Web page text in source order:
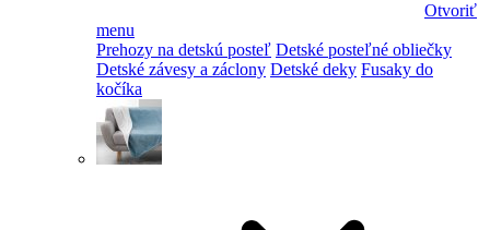
Otvoriť
menu
Prehozy na detskú posteľ Detské posteľné obliečky
Detské závesy a záclony Detské deky Fusaky do
kočíka